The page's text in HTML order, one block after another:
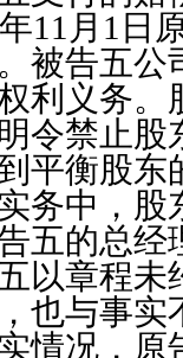
11月1日
被告五公
利义务。
令禁止股
平衡股
务中，股
五的总经
以章程未
也与事实
情况，原